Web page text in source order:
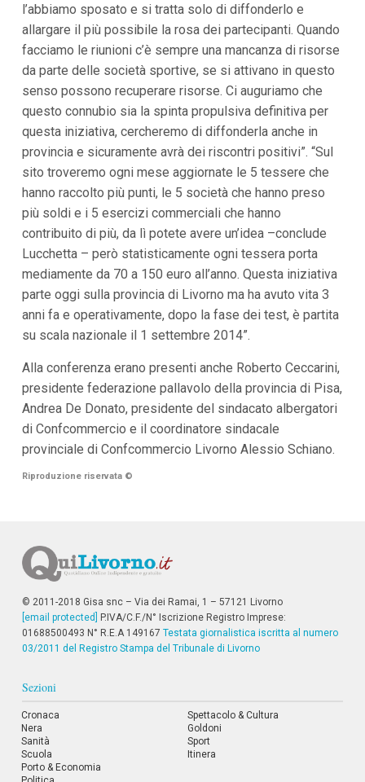
l’abbiamo sposato e si tratta solo di diffonderlo e
allargare il più possibile la rosa dei partecipanti. Quando
facciamo le riunioni c’è sempre una mancanza di risorse
da parte delle società sportive, se si attivano in questo
senso possono recuperare risorse. Ci auguriamo che
questo connubio sia la spinta propulsiva definitiva per
questa iniziativa, cercheremo di diffonderla anche in
provincia e sicuramente avrà dei riscontri positivi”. “Sul
sito troveremo ogni mese aggiornate le 5 tessere che
hanno raccolto più punti, le 5 società che hanno preso
più soldi e i 5 esercizi commerciali che hanno
contribuito di più, da lì potete avere un’idea –conclude
Lucchetta – però statisticamente ogni tessera porta
mediamente da 70 a 150 euro all’anno. Questa iniziativa
parte oggi sulla provincia di Livorno ma ha avuto vita 3
anni fa e operativamente, dopo la fase dei test, è partita
su scala nazionale il 1 settembre 2014”.
Alla conferenza erano presenti anche Roberto Ceccarini,
presidente federazione pallavolo della provincia di Pisa,
Andrea De Donato, presidente del sindacato albergatori
di Confcommercio e il coordinatore sindacale
provinciale di Confcommercio Livorno Alessio Schiano.
Riproduzione riservata ©
© 2011-2018 Gisa snc – Via dei Ramai, 1 – 57121 Livorno
[email protected]
P.IVA/C.F./N° Iscrizione Registro Imprese:
01688500493 N° R.E.A 149167 Testata giornalistica iscritta al numero
03/2011 del Registro Stampa del Tribunale di Livorno
Sezioni
Cronaca
Nera
Sanità
Scuola
Porto & Economia
Spettacolo & Cultura
Goldoni
Sport
Itinera